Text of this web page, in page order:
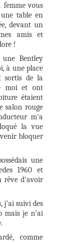
femme vous
table en
devant un
amis et
!
Bentley
à une place
sortis de la
moi et ont
étaient
salon rouge
m'a
la vue
bloquer
une
1960 et
rêve d'avoir
j’ai suivi des
mais je n'ai
comme